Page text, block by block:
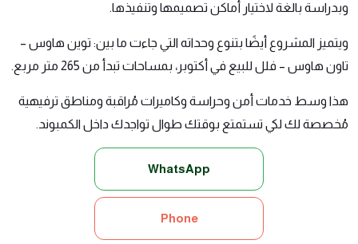
وبدراسة بالغة لاختيار أماكن تصميمها وتنفيذها.
ويتميز المشروع أيضًا بتنوع وحداته التي جاءت ما بين: توين هاوس –
تاون هاوس – فلل للبيع في أكتوبر، بمساحات تبدأ من 265 متر مربع.
هذا وسط خدمات أمن وحراسة وكاميرات مُراقبة ومناطق ترفيهية
مُخصصة لك لكي تستمتع بوقتك طوال تواجدك داخل الكمبوند.
WhatsApp
Phone